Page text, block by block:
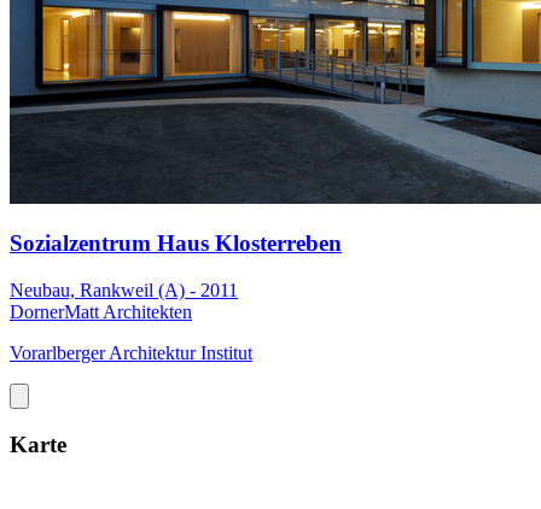
Sozialzentrum Haus Klosterreben
Neubau, Rankweil (A) - 2011
DornerMatt Architekten
Vorarlberger Architektur Institut
Karte